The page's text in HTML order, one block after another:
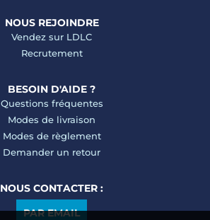
NOUS REJOINDRE
Vendez sur LDLC
Recrutement
BESOIN D'AIDE ?
Questions fréquentes
Modes de livraison
Modes de règlement
Demander un retour
NOUS CONTACTER :
PAR EMAIL